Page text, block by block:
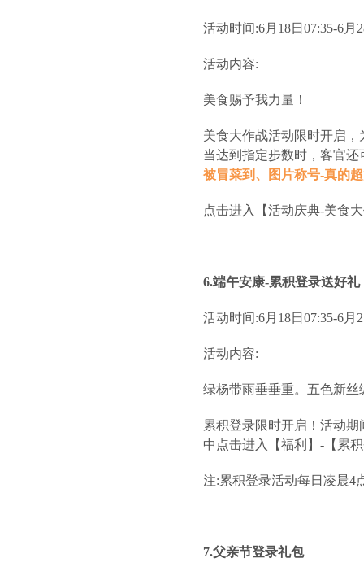
活动时间:6月18日07:35-6月
活动内容:
美食赐予我力量！
美食大作战活动限时开启
当达到指定步数时，客官还
被冒菜到、图片称号-真的
点击进入【活动庆典-美食
6.端午安康-累积登录送好礼
活动时间:6月18日07:35-6月
活动内容:
绿杨带雨垂垂重。五色新丝
累积登录限时开启！活动
中点击进入【福利】-【累
注:累积登录活动每日凌晨4
7.父亲节登录礼包